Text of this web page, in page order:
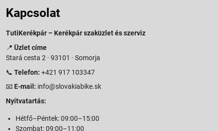
Kapcsolat
TutiKerékpár – Kerékpár szaküzlet és szerviz
📍 Üzlet címe
Stará cesta 2 · 93101 · Somorja
📞 Telefon: +421 917 103347
📧 E-mail: info@slovakiabike.sk
Nyitvatartás:
Hétfő–Péntek: 09:00–15:00
Szombat: 09:00–11:00